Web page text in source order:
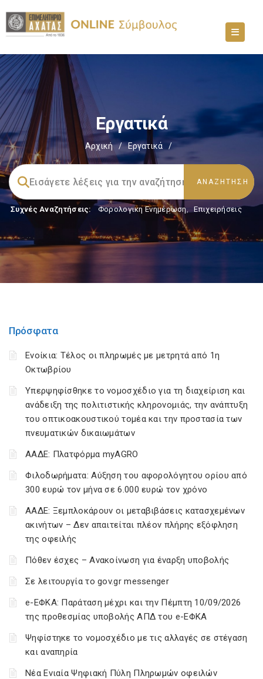
Εργατικά
Αρχική / Εργατικά /
Συχνές Αναζητήσεις: Φορολογικη Ενημέρωση, Επιχειρήσεις
Πρόσφατα
Ενοίκια: Τέλος οι πληρωμές με μετρητά από 1η
Οκτωβρίου
Υπερψηφίσθηκε το νομοσχέδιο για τη διαχείριση και
ανάδειξη της πολιτιστικής κληρονομιάς, την ανάπτυξη
του οπτικοακουστικού τομέα και την προστασία των
πνευματικών δικαιωμάτων
ΑΑΔΕ: Πλατφόρμα myAGRO
Φιλοδωρήματα: Αύξηση του αφορολόγητου ορίου από
300 ευρώ τον μήνα σε 6.000 ευρώ τον χρόνο
ΑΑΔΕ: Ξεμπλοκάρουν οι μεταβιβάσεις κατασχεμένων
ακινήτων – Δεν απαιτείται πλέον πλήρης εξόφληση
της οφειλής
Πόθεν έσχες – Ανακοίνωση για έναρξη υποβολής
Σε λειτουργία το gov.gr messenger
e-ΕΦΚΑ: Παράταση μέχρι και την Πέμπτη 10/09/2026
της προθεσμίας υποβολής ΑΠΔ του e-ΕΦΚΑ
Ψηφίστηκε το νομοσχέδιο με τις αλλαγές σε στέγαση
και αναπηρία
Νέα Ενιαία Ψηφιακή Πύλη Πληρωμών οφειλών